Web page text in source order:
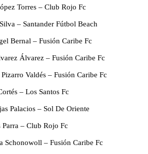
Torres – Club Rojo Fc
– Santander Fútbol Beach
Bernal – Fusión Caribe Fc
Álvarez – Fusión Caribe Fc
Valdés – Fusión Caribe Fc
– Los Santos Fc
Palacios – Sol De Oriente
– Club Rojo Fc
Schonowoll – Fusión Caribe Fc